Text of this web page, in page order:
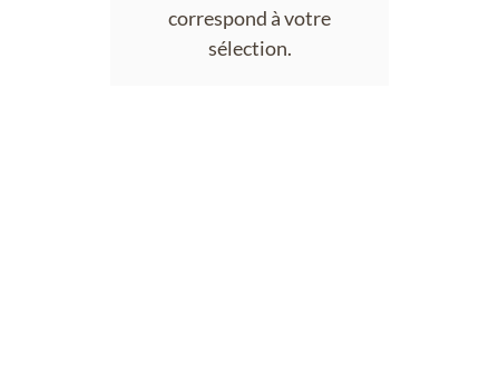
correspond à votre
sélection.